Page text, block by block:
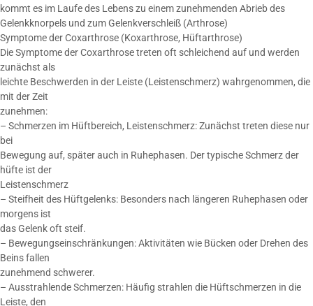
kommt es im Laufe des Lebens zu einem zunehmenden Abrieb des
Gelenkknorpels und zum Gelenkverschleiß (Arthrose)
Symptome der Coxarthrose (Koxarthrose, Hüftarthrose)
Die Symptome der Coxarthrose treten oft schleichend auf und werden
zunächst als
leichte Beschwerden in der Leiste (Leistenschmerz) wahrgenommen, die
mit der Zeit
zunehmen:
– Schmerzen im Hüftbereich, Leistenschmerz: Zunächst treten diese nur
bei
Bewegung auf, später auch in Ruhephasen. Der typische Schmerz der
hüfte ist der
Leistenschmerz
– Steifheit des Hüftgelenks: Besonders nach längeren Ruhephasen oder
morgens ist
das Gelenk oft steif.
– Bewegungseinschränkungen: Aktivitäten wie Bücken oder Drehen des
Beins fallen
zunehmend schwerer.
– Ausstrahlende Schmerzen: Häufig strahlen die Hüftschmerzen in die
Leiste, den